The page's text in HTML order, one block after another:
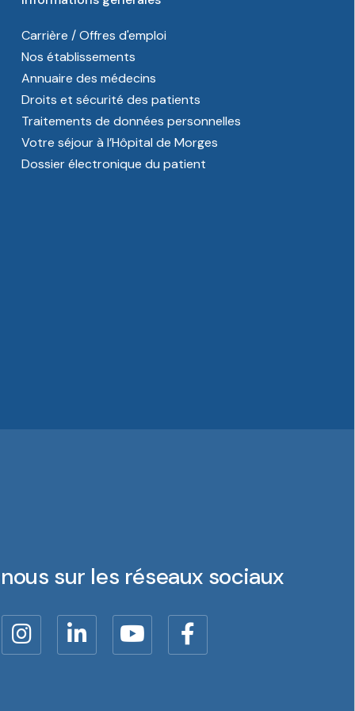
Carrière / Offres d'emploi
Nos établissements
Annuaire des médecins
Droits et sécurité des patients
Traitements de données personnelles
Votre séjour à l’Hôpital de Morges
Dossier électronique du patient
sur les réseaux sociaux